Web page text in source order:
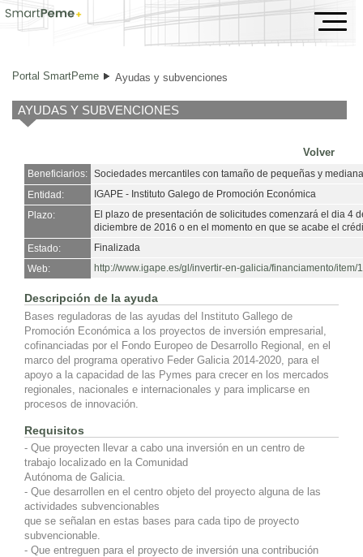
Ayudas y subvenciones
Portal SmartPeme Ayudas y subvenciones
AYUDAS Y SUBVENCIONES
Volver
Beneficiarios: Sociedades mercantiles con tamaño de pequeñas y
Entidad:
IGAPE - Instituto Galego de Promoción Económica
Plazo:
El plazo de presentación de solicitudes comenzará el dia 4
diciembre de 2016 o en el momento en que se acabe el
Estado:
Finalizada
Web:
http://www.igape.es/gl/invertir-en-galicia/financiamento/
Descripción de la ayuda
Bases reguladoras de las ayudas del Instituto Gallego de
Promoción Económica a los proyectos de inversión empresarial,
cofinanciadas por el Fondo Europeo de Desarrollo Regional, en el
marco del programa operativo Feder Galicia 2014-2020, para el
apoyo a la capacidad de las Pymes para crecer en los mercados
regionales, nacionales e internacionales y para implicarse en
procesos de innovación.
Requisitos
- Que proyecten llevar a cabo una inversión en un centro de
trabajo localizado en la Comunidad
Autónoma de Galicia.
- Que desarrollen en el centro objeto del proyecto alguna de las
actividades subvencionables
que se señalan en estas bases para cada tipo de proyecto
subvencionable.
- Que entreguen para el proyecto de inversión una contribución